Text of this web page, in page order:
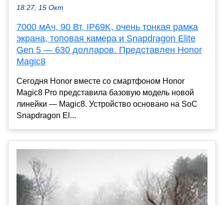
18:27, 15 Окт
7000 мАч, 90 Вт, IP69K, очень тонкая рамка
экрана, топовая камера и Snapdragon Elite
Gen 5 — 630 долларов. Представлен Honor
Magic8
Сегодня Honor вместе со смартфоном Honor
Magic8 Pro представила базовую модель новой
линейки — Magic8. Устройство основано на SoC
Snapdragon El...